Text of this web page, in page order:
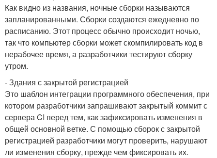
Как видно из названия, ночные сборки называются
запланированными. Сборки создаются ежедневно по
расписанию. Этот процесс обычно происходит ночью,
так что компьютер сборки может скомпилировать код в
нерабочее время, а разработчики тестируют сборку
утром.
- Здания с закрытой регистрацией
Это шаблон интеграции программного обеспечения, при
котором разработчики запрашивают закрытый коммит с
сервера CI перед тем, как зафиксировать изменения в
общей основной ветке. С помощью сборок с закрытой
регистрацией разработчики могут проверить, нарушают
ли изменения сборку, прежде чем фиксировать их.